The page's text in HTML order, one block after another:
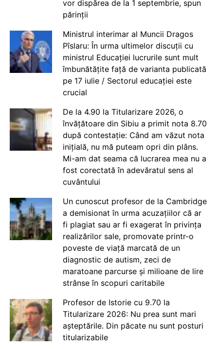
vor dispărea de la 1 septembrie, spun
părinții
Ministrul interimar al Muncii Dragos
Pîslaru: În urma ultimelor discuții cu
ministrul Educației lucrurile sunt mult
îmbunătățite față de varianta publicată
pe 17 iulie / Sectorul educației este
crucial
De la 4.90 la Titularizare 2026, o
învățătoare din Sibiu a primit nota 8.70
după contestație: Când am văzut nota
inițială, nu mă puteam opri din plâns.
Mi-am dat seama că lucrarea mea nu a
fost corectată în adevăratul sens al
cuvântului
Un cunoscut profesor de la Cambridge
a demisionat în urma acuzațiilor că ar
fi plagiat sau ar fi exagerat în privința
realizărilor sale, promovate printr-o
poveste de viață marcată de un
diagnostic de autism, zeci de
maratoane parcurse și milioane de lire
strânse în scopuri caritabile
Profesor de Istorie cu 9.70 la
Titularizare 2026: Nu prea sunt mari
așteptările. Din păcate nu sunt posturi
titularizabile